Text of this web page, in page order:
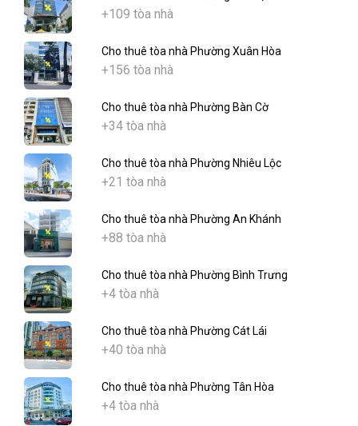
+109 tòa nhà
Cho thuê tòa nhà Phường Xuân Hòa
+156 tòa nhà
Cho thuê tòa nhà Phường Bàn Cờ
+34 tòa nhà
Cho thuê tòa nhà Phường Nhiêu Lộc
+21 tòa nhà
Cho thuê tòa nhà Phường An Khánh
+88 tòa nhà
Cho thuê tòa nhà Phường Bình Trưng
+4 tòa nhà
Cho thuê tòa nhà Phường Cát Lái
+40 tòa nhà
Cho thuê tòa nhà Phường Tân Hòa
+4 tòa nhà